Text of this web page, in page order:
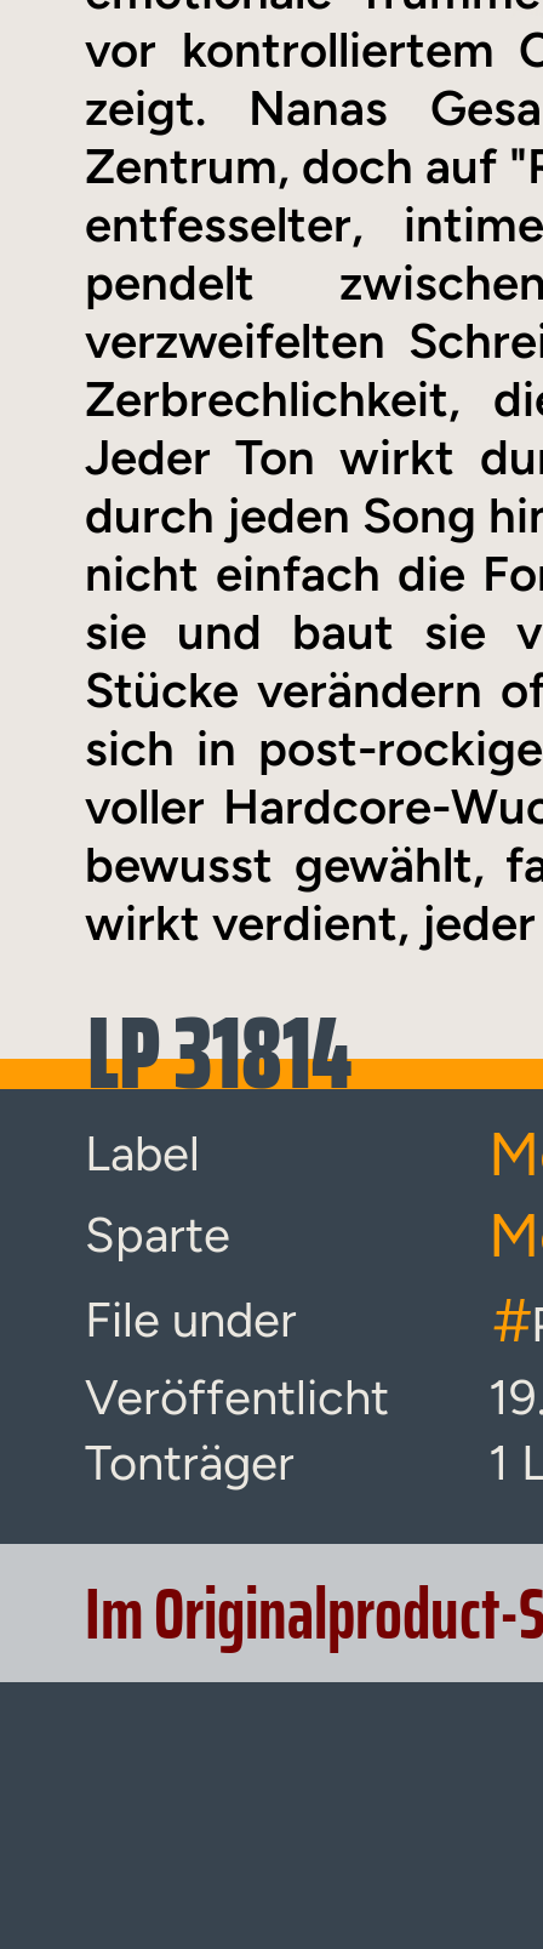
vor kontrolliertem
zeigt. Nanas
Zentrum, doch auf
entfesselter,
pendelt
verzweifelten
Zerbrechlichkeit,
Jeder Ton wirkt
durch jeden Song
nicht einfach die
sie und baut sie
Stücke verändern
sich in post-
voller Hardcore-
bewusst gewählt,
wirkt verdient,
LP 31814
Label
Sparte
File under #
Veröffentlicht
Tonträger
1
Im